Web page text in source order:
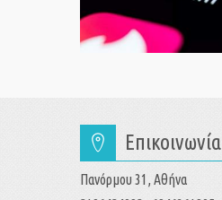
Επικοινωνία
Πανόρμου 31, Αθήνα